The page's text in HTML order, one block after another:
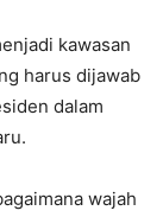
kawasan
harus dijawab
dalam
wajah